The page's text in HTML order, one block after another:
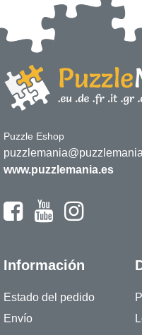
Puzzle Eshop
www.puzzlemania.es
Información
Estado del pedido
Envío